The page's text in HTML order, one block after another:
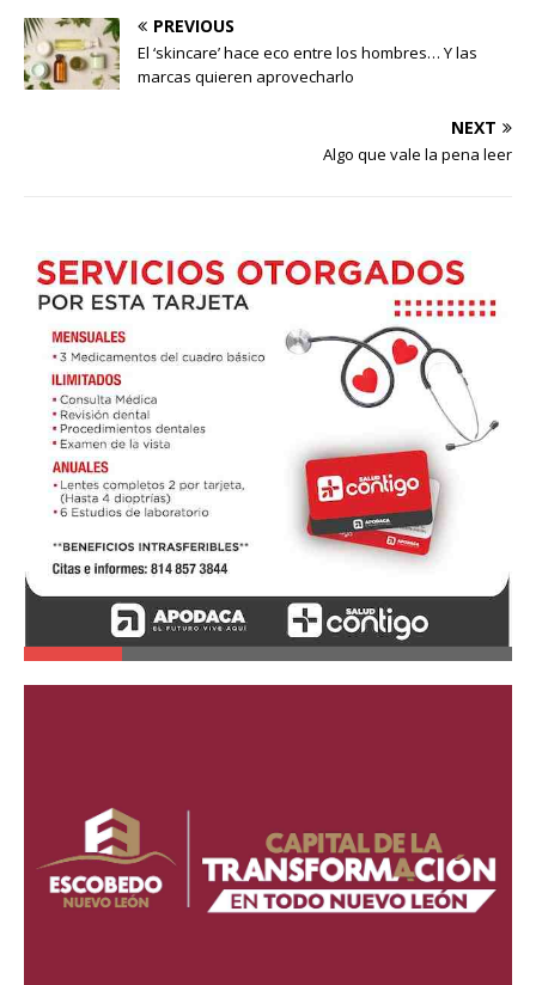
PREVIOUS
El ‘skincare’ hace eco entre los hombres… Y las
marcas quieren aprovecharlo
NEXT
Algo que vale la pena leer